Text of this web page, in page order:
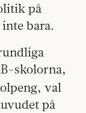
på
bara.
skolorna,
val
på